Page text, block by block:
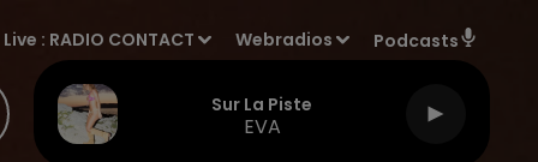
Live : RADIO CONTACT Webradios Podcasts
Sur La Piste
EVA